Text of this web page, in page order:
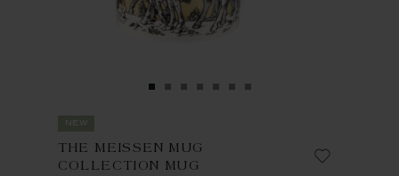
new
THE MEISSEN MUG
COLLECTION MUG